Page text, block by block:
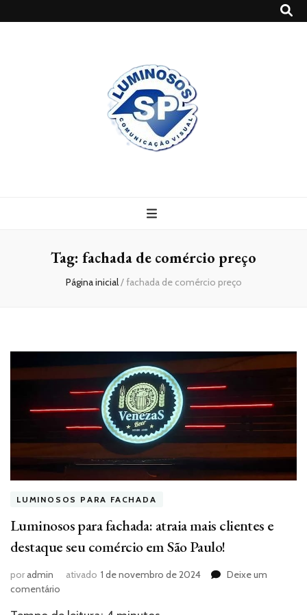
Tag: fachada de comércio preço
Página inicial/fachada de comércio preço
LUMINOSOS PARA FACHADA
Luminosos para fachada: atraia mais clientes e
destaque seu comércio em São Paulo!
poradmin ativado 1 de novembro de 2024
Deixe um
comentário